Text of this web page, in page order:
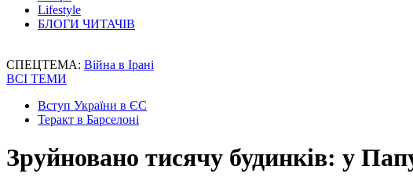
Lifestyle
БЛОГИ ЧИТАЧІВ
СПЕЦТЕМА: Війна в Ірані
ВСІ ТЕМИ
Вступ України в ЄС
Теракт в Барселоні
Зруйновано тисячу будинків: у